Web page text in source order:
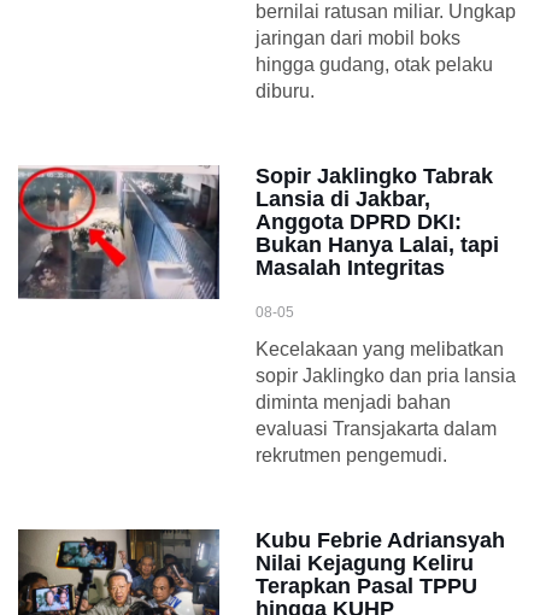
bernilai ratusan miliar. Ungkap
jaringan dari mobil boks
hingga gudang, otak pelaku
diburu.
Sopir Jaklingko Tabrak
Lansia di Jakbar,
Anggota DPRD DKI:
Bukan Hanya Lalai, tapi
Masalah Integritas
08-05
Kecelakaan yang melibatkan
sopir Jaklingko dan pria lansia
diminta menjadi bahan
evaluasi Transjakarta dalam
rekrutmen pengemudi.
Kubu Febrie Adriansyah
Nilai Kejagung Keliru
Terapkan Pasal TPPU
hingga KUHP